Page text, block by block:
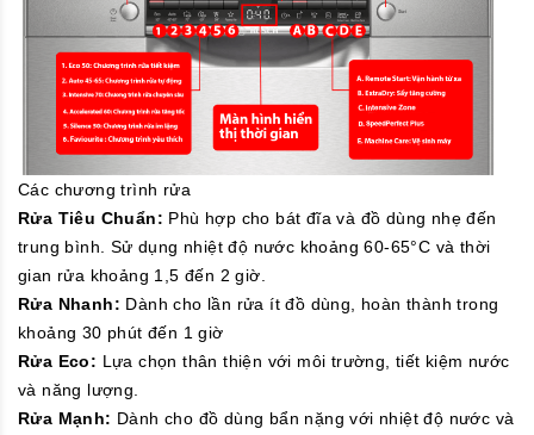
Các chương trình rửa
Rửa Tiêu Chuẩn: Phù hợp cho bát đĩa và đồ dùng nhẹ đến
trung bình. Sử dụng nhiệt độ nước khoảng 60-65°C và thời
gian rửa khoảng 1,5 đến 2 giờ.
Rửa Nhanh: Dành cho lần rửa ít đồ dùng, hoàn thành trong
khoảng 30 phút đến 1 giờ
Rửa Eco: Lựa chọn thân thiện với môi trường, tiết kiệm nước
và năng lượng.
Rửa Mạnh: Dành cho đồ dùng bẩn nặng với nhiệt độ nước và